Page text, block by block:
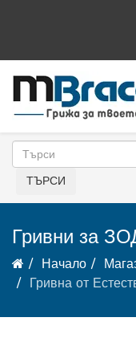
Гривни за
Начало
Гривна от